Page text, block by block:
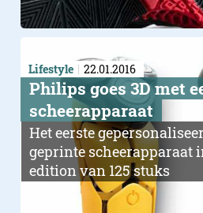
Lifestyle 22.01.2016
​Philips goes 3D met
scheerapparaat
Het eerste
geprinte scheerapparaat
edition van 125 stuks